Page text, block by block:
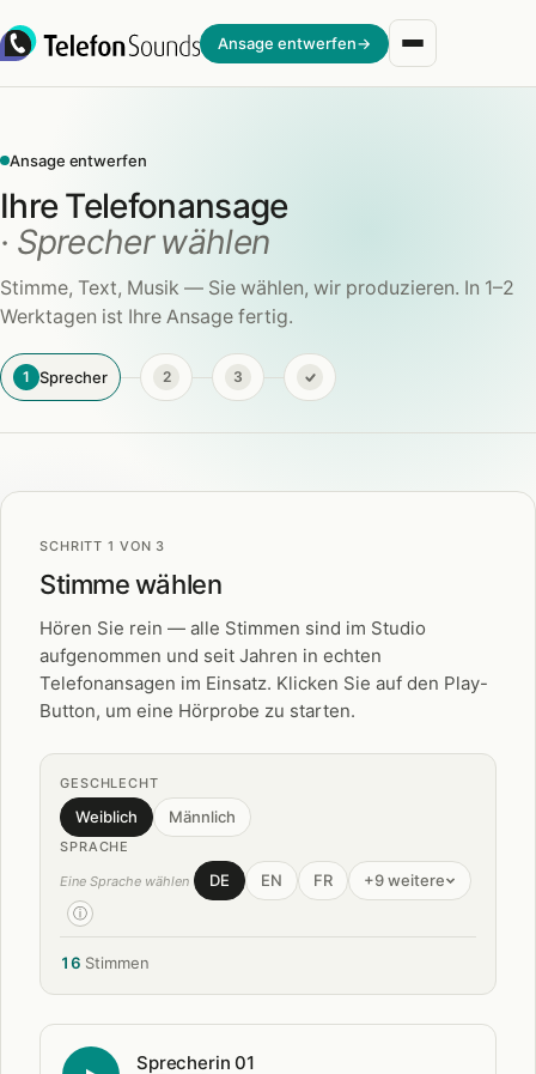
Ansage entwerfen→
Ansage entwerfen
Ihre Telefonansage
· Sprecher wählen
Stimme, Text, Musik — Sie wählen, wir produzieren. In 1–2
Werktagen ist Ihre Ansage fertig.
1 Sprecher 2 3
SCHRITT 1 VON 3
Stimme wählen
Hören Sie rein — alle Stimmen sind im Studio
aufgenommen und seit Jahren in echten
Telefonansagen im Einsatz. Klicken Sie auf den Play-
Button, um eine Hörprobe zu starten.
GESCHLECHT
Weiblich Männlich
SPRACHE
Eine Sprache wählen DE EN FR +9 weitere
ⓘ
16 Stimmen
Sprecherin 01